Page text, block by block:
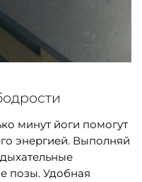
минут йоги помогут
энергией. Выполняй
позы. Удобная